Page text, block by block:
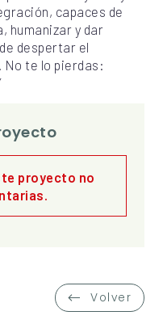
capaces de
humanizar y dar
despertar el
te lo pierdas:
proyecto no
Volver